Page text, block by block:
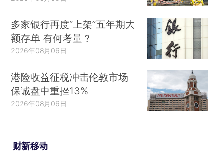
多家银行再度“上架”五年期大
额存单 有何考量？
2026年08月06日
港险收益征税冲击伦敦市场
保诚盘中重挫13%
2026年08月06日
财新移动